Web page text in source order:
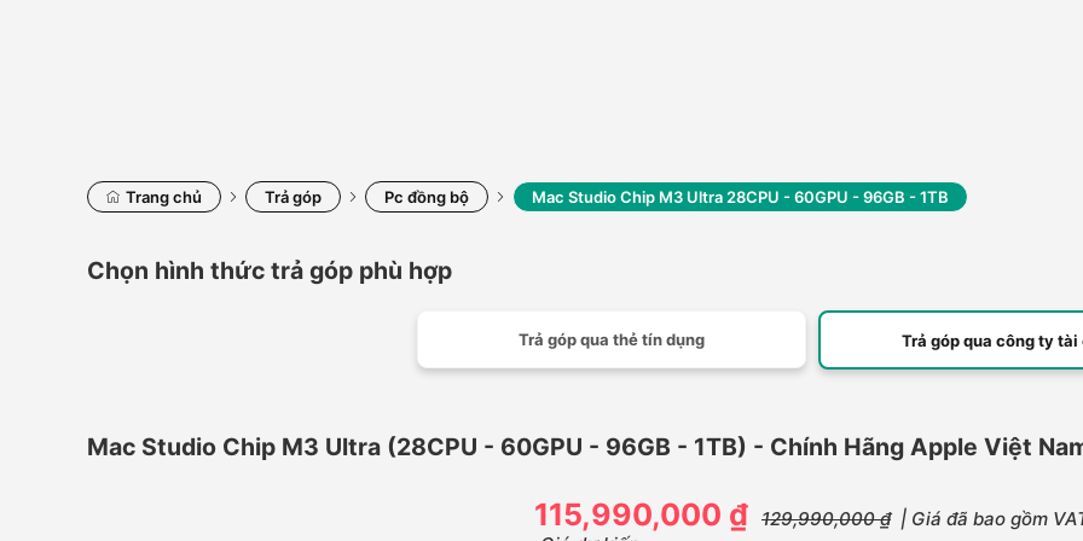
Trang chủ Trả góp Pc đồng bộ Mac Studio Chip M3 Ultra 28CPU - 60GPU - 96GB - 1TB
Chọn hình thức trả góp phù hợp
Trả góp qua thẻ tín dụng Trả góp qua công ty tài
Mac Studio Chip M3 Ultra (28CPU - 60GPU - 96GB - 1TB) - Chính Hãng Apple Việt
115,990,000 ₫ 129,990,000 ₫ | Giá đã bao gồm